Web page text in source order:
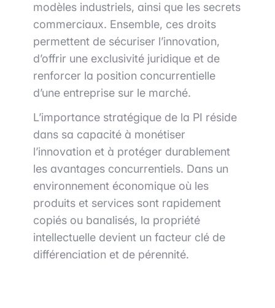
modèles industriels, ainsi que les secrets
commerciaux. Ensemble, ces droits
permettent de sécuriser l’innovation,
d’offrir une exclusivité juridique et de
renforcer la position concurrentielle
d’une entreprise sur le marché.
L’importance stratégique de la PI réside
dans sa capacité à monétiser
l’innovation et à protéger durablement
les avantages concurrentiels. Dans un
environnement économique où les
produits et services sont rapidement
copiés ou banalisés, la propriété
intellectuelle devient un facteur clé de
différenciation et de pérennité.